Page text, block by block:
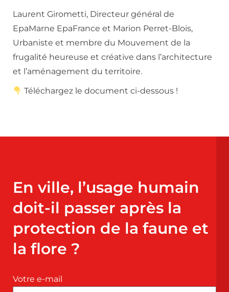
Laurent Girometti, Directeur général de
EpaMarne EpaFrance et Marion Perret-Blois,
Urbaniste et membre du Mouvement de la
frugalité heureuse et créative dans l’architecture
et l’aménagement du territoire.
Téléchargez le document ci-dessous !
En ville, l’usage humain
doit-il passer après la
protection de la faune et
la flore ?
Votre e-mail